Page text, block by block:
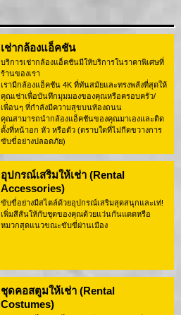
เช่ากล้องแอ็คชัน
บริการเช่ากล้องแอ็คชันมีให้บริการในราคาพิเศษที่
ร้านของเรา
เรามีกล้องแอ็คชัน 4K ที่ทันสมัยและทรงพลังที่สุดให้
คุณเช่าเพื่อบันทึกมุมมองของคุณหรือครอบครัว/
เพื่อนๆ ที่กำลังมีความสุขบนท้องถนน
คุณสามารถนำกล้องแอ็คชันของคุณมาเองและติด
ตั้งที่หน้าอก หัว หรือตัว (ตราบใดที่ไม่กีดขวางการ
ขับขี่อย่างปลอดภัย)
อุปกรณ์เสริมให้เช่า (Rental
Accessories)
ขับขี่อย่างมีสไตล์ด้วยอุปกรณ์เสริมสุดสนุกและเท่!
เพิ่มสีสันให้กับชุดของคุณด้วยแว่นกันแดดหรือ
หมวกสุดแนวขณะขับขี่ผ่านเมือง
ชุดคอสตูมให้เช่า (Rental
Costumes)